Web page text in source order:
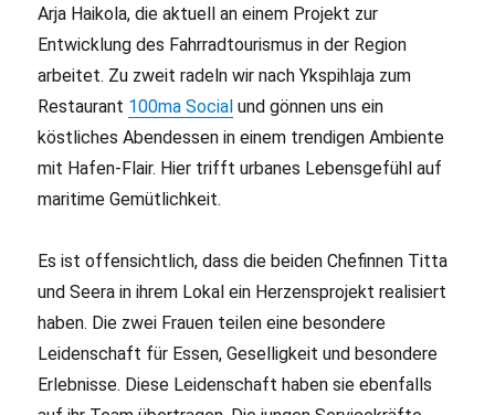
Arja Haikola, die aktuell an einem Projekt zur
Entwicklung des Fahrradtourismus in der Region
arbeitet. Zu zweit radeln wir nach Ykspihlaja zum
Restaurant 100ma Social und gönnen uns ein
köstliches Abendessen in einem trendigen Ambiente
mit Hafen-Flair. Hier trifft urbanes Lebensgefühl auf
maritime Gemütlichkeit.
Es ist offensichtlich, dass die beiden Chefinnen Titta
und Seera in ihrem Lokal ein Herzensprojekt realisiert
haben. Die zwei Frauen teilen eine besondere
Leidenschaft für Essen, Geselligkeit und besondere
Erlebnisse. Diese Leidenschaft haben sie ebenfalls